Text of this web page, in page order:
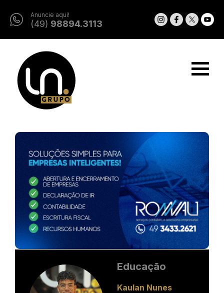
Anuncie aqui!
(49) 98894.3113
Educação
Kaulan Nunes